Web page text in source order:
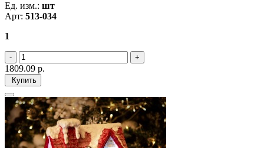
Ед. изм.: шт
Арт: 513-034
1
1809.09 р.
Купить